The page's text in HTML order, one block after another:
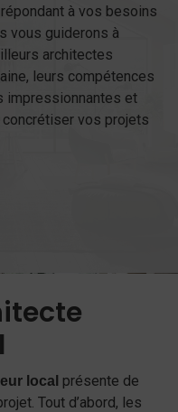
à vos besoins
vous guiderons à
architectes
leurs compétences
impressionnantes et
vos projets
local présente de
Tout d’abord, les